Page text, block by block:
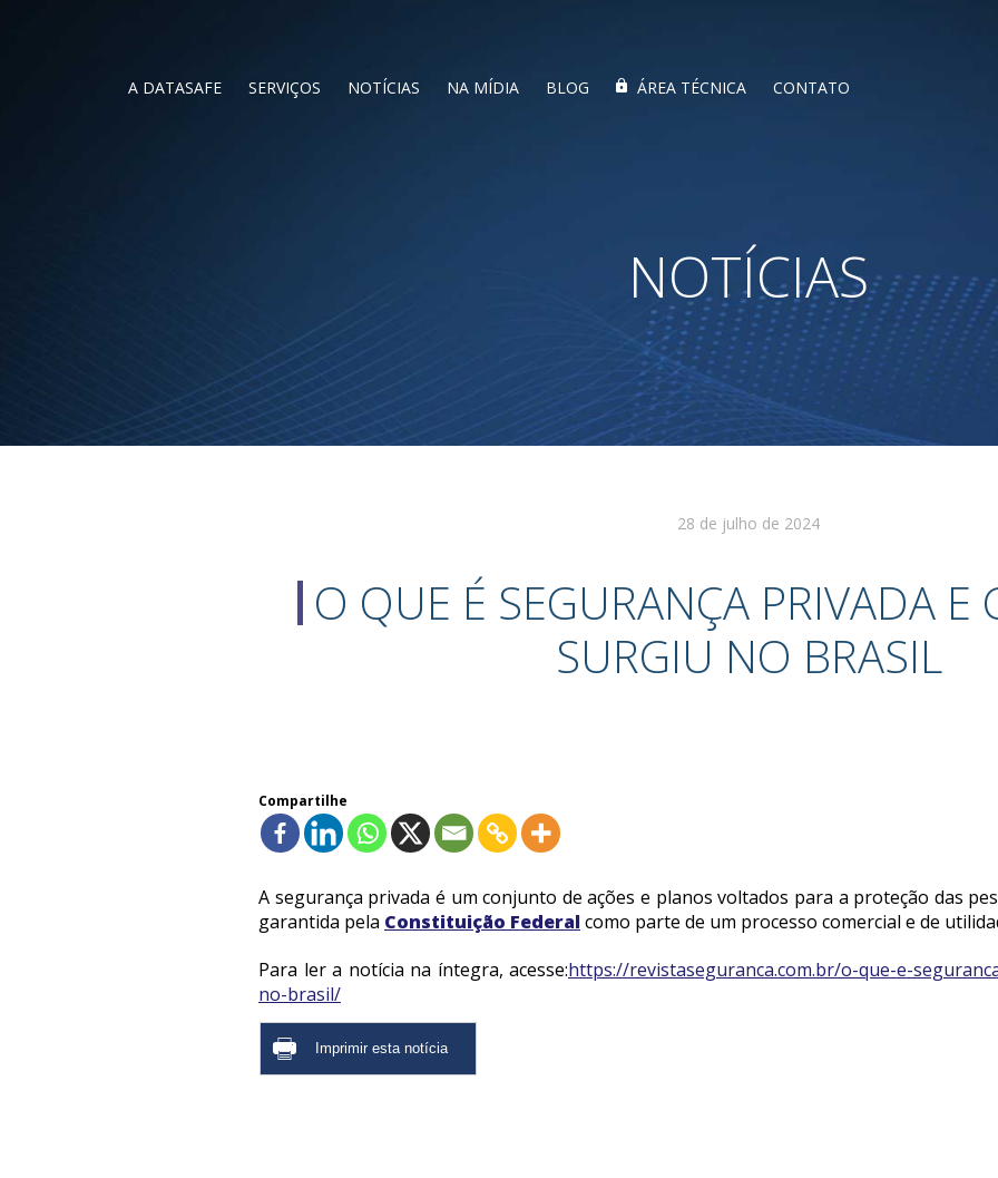
A DATASAFE SERVIÇOS NOTÍCIAS NA MÍDIA BLOG ÁREA TÉCNICA CONTATO
NOTÍCIAS
28 de julho de 2024
O QUE É SEGURANÇA PRIVADA E
SURGIU NO BRASIL
Compartilhe
A segurança privada é um conjunto de ações e planos voltados para a proteção das
garantida pela Constituição Federalcomo parte de um processo comercial e de
Para ler a notícia na íntegra, acesse:https://revistaseguranca.com.br/o-que-e-
no-brasil/